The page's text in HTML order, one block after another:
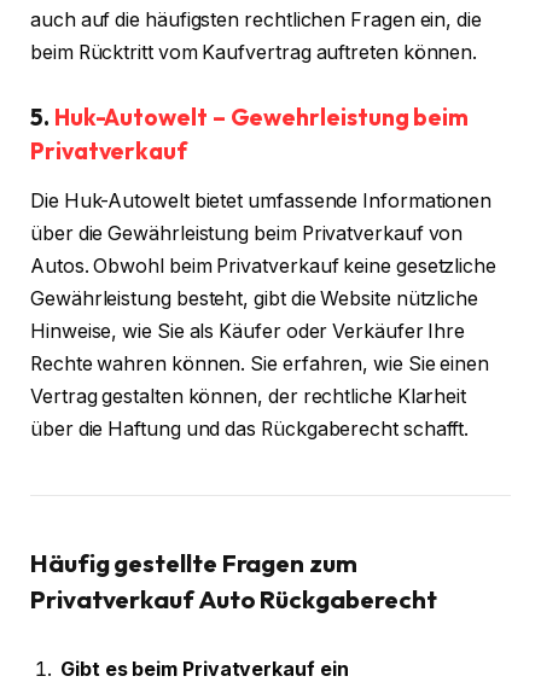
auch auf die häufigsten rechtlichen Fragen ein, die
beim Rücktritt vom Kaufvertrag auftreten können.
5. Huk-Autowelt – Gewehrleistung beim
Privatverkauf
Die Huk-Autowelt bietet umfassende Informationen
über die Gewährleistung beim Privatverkauf von
Autos. Obwohl beim Privatverkauf keine gesetzliche
Gewährleistung besteht, gibt die Website nützliche
Hinweise, wie Sie als Käufer oder Verkäufer Ihre
Rechte wahren können. Sie erfahren, wie Sie einen
Vertrag gestalten können, der rechtliche Klarheit
über die Haftung und das Rückgaberecht schafft.
Häufig gestellte Fragen zum
Privatverkauf Auto Rückgaberecht
Gibt es beim Privatverkauf ein